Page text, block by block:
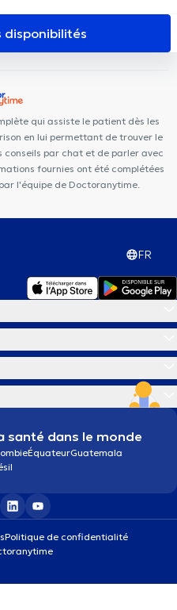
d’Uccle
Cabinet Dentaire
The Clinic
disponibilités
qui assiste le patient dès les
en lui permettant de trouver le
par chat et de parler avec
fournies ont été complétées
l'équipe de Doctoranytime.
FR
santé dans le monde
ÉquateurGuatemala
Politique de confidentialité